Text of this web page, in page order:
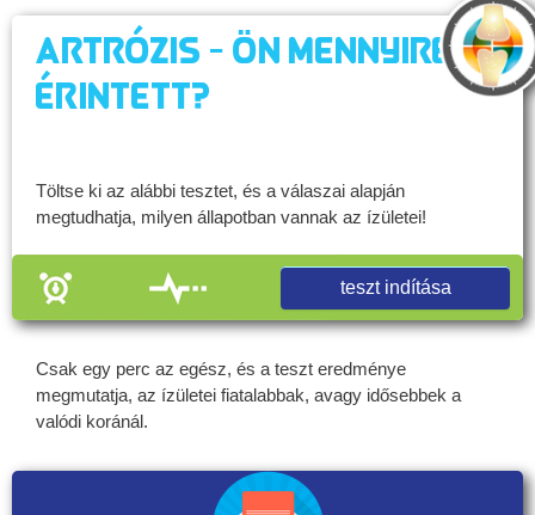
Artrózis - Ön mennyire
érintett?
Töltse ki az alábbi tesztet, és a válaszai alapján
megtudhatja, milyen állapotban vannak az ízületei!
teszt indítása
Csak egy perc az egész, és a teszt eredménye
megmutatja, az ízületei fiatalabbak, avagy idősebbek a
valódi koránál.